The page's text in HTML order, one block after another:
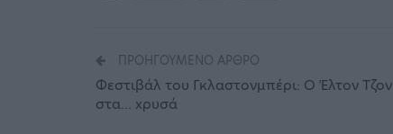
ΠΡΟΗΓΟΎΜΕΝΟ ΆΡΘΡΟ
Φεστιβάλ του Γκλαστονμπέρι: Ο Έλτον Τζον
στα… xρυσά